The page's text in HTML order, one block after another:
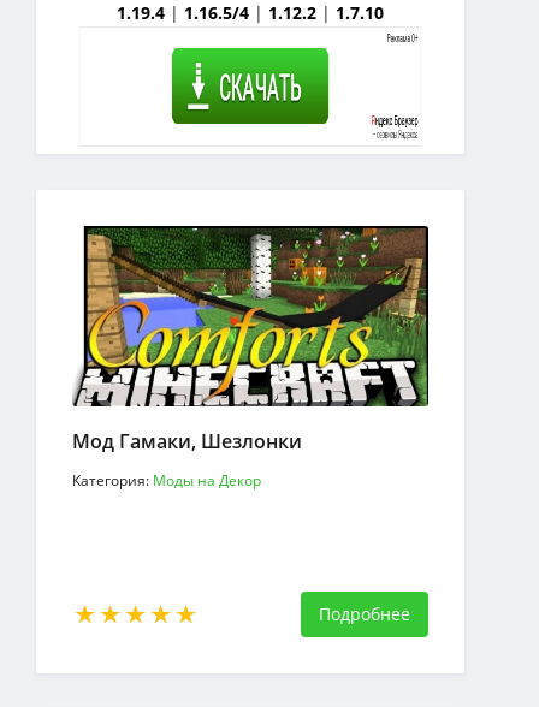
1.19.4 | 1.16.5/4 | 1.12.2 | 1.7.10
Мод Гамаки, Шезлонки
Категория: Моды на Декор
Подробнее